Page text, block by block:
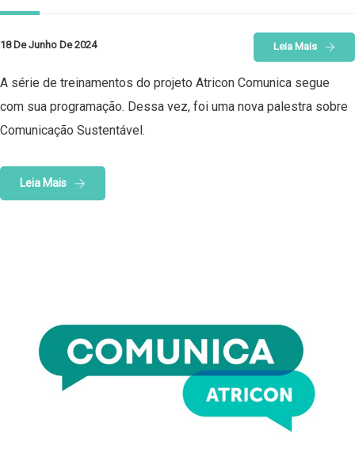
18 De Junho De 2024 Leia Mais
A série de treinamentos do projeto Atricon Comunica segue
com sua programação. Dessa vez, foi uma nova palestra sobre
Comunicação Sustentável.
Leia Mais